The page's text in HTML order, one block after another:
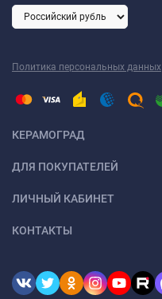
Политика персональных данных
КЕРАМОГРАД
ДЛЯ ПОКУПАТЕЛЕЙ
ЛИЧНЫЙ КАБИНЕТ
КОНТАКТЫ